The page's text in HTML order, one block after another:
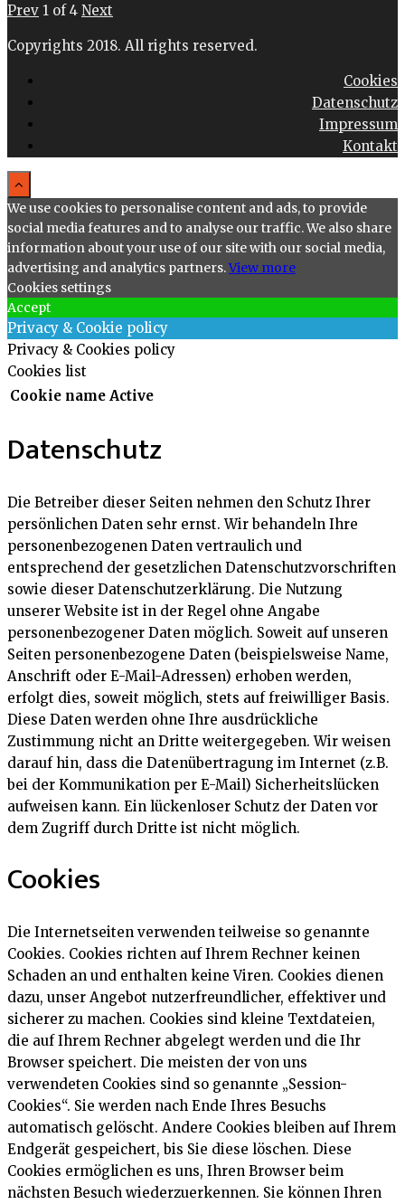
Prev 1 of 4 Next
Copyrights 2018. All rights reserved.
Cookies
Datenschutz
Impressum
Kontakt
We use cookies to personalise content and ads, to provide
social media features and to analyse our traffic. We also share
information about your use of our site with our social media,
advertising and analytics partners.View more
Cookies settings
Accept
Privacy & Cookie policy
Privacy & Cookies policy
Cookies list
Cookie name Active
Datenschutz
Die Betreiber dieser Seiten nehmen den Schutz Ihrer
persönlichen Daten sehr ernst. Wir behandeln Ihre
personenbezogenen Daten vertraulich und
entsprechend der gesetzlichen Datenschutzvorschriften
sowie dieser Datenschutzerklärung. Die Nutzung
unserer Website ist in der Regel ohne Angabe
personenbezogener Daten möglich. Soweit auf unseren
Seiten personenbezogene Daten (beispielsweise Name,
Anschrift oder E-Mail-Adressen) erhoben werden,
erfolgt dies, soweit möglich, stets auf freiwilliger Basis.
Diese Daten werden ohne Ihre ausdrückliche
Zustimmung nicht an Dritte weitergegeben. Wir weisen
darauf hin, dass die Datenübertragung im Internet (z.B.
bei der Kommunikation per E-Mail) Sicherheitslücken
aufweisen kann. Ein lückenloser Schutz der Daten vor
dem Zugriff durch Dritte ist nicht möglich.
Cookies
Die Internetseiten verwenden teilweise so genannte
Cookies. Cookies richten auf Ihrem Rechner keinen
Schaden an und enthalten keine Viren. Cookies dienen
dazu, unser Angebot nutzerfreundlicher, effektiver und
sicherer zu machen. Cookies sind kleine Textdateien,
die auf Ihrem Rechner abgelegt werden und die Ihr
Browser speichert. Die meisten der von uns
verwendeten Cookies sind so genannte „Session-
Cookies“. Sie werden nach Ende Ihres Besuchs
automatisch gelöscht. Andere Cookies bleiben auf Ihrem
Endgerät gespeichert, bis Sie diese löschen. Diese
Cookies ermöglichen es uns, Ihren Browser beim
nächsten Besuch wiederzuerkennen. Sie können Ihren